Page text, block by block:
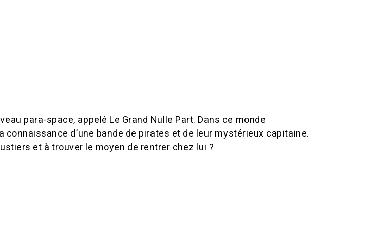
para-space, appelé Le Grand Nulle Part. Dans ce monde
connaissance d’une bande de pirates et de leur mystérieux capitaine.
et à trouver le moyen de rentrer chez lui ?